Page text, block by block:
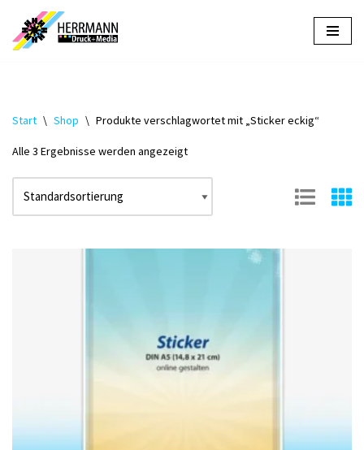
Zum
Start \ Shop \ Produkte verschlagwortet mit „Sticker eckig“
Alle 3 Ergebnisse werden angezeigt